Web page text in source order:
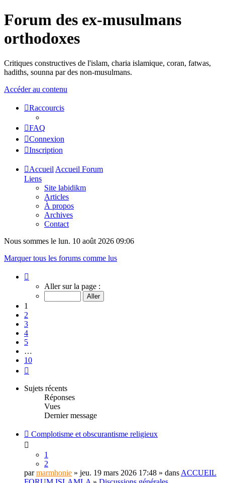
Forum des ex-musulmans
orthodoxes
Critiques constructives de l'islam, charia islamique, coran, fatwas,
hadiths, sounna par des non-musulmans.
Accéder au contenu
Raccourcis
FAQ
Connexion
Inscription
Accueil Accueil Forum
Liens
Site labidikm
Articles
À propos
Archives
Contact
Nous sommes le lun. 10 août 2026 09:06
Marquer tous les forums comme lus
sur
Aller sur la page :
1
2
3
4
5
…
10
Sujets récents
Réponses
Vues
Dernier message
Complotisme et obscurantisme religieux
1
2
parmarmhonie » jeu. 19 mars 2026 17:48 » dans ACCUEIL